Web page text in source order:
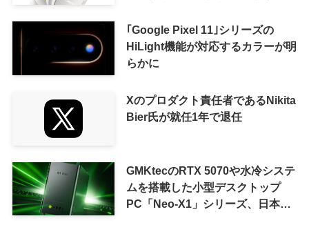
｢Google Pixel 11｣シリーズの
HiLight機能が対応するカラーが明
らかに
Xのプロダクト責任者であるNikita
Bier氏が就任1年で退任
GMKtecのRTX 5070や水冷システ
ムを搭載した小型デスクトップ
PC「Neo-X1」シリーズ、日本で